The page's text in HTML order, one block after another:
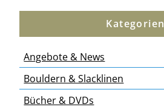
Kategorien
Angebote & News
Bouldern & Slacklinen
Bücher & DVDs